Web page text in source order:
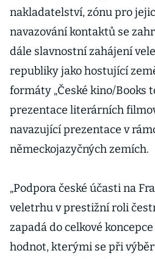
nakladatelství, zónu pro
navazování kontaktů se
dále slavnostní zahájení
republiky jako hostující
formáty „České kino/Books
prezentace literárních
navazující prezentace v
německojazyčných zemích.
„Podpora české účasti na
veletrhu v prestižní roli
zapadá do celkové koncepce
hodnot, kterými se při